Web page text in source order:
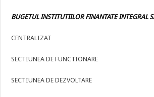
BUGETUL INSTITUTIILOR FINANTATE INTEGRAL
CENTRALIZAT
SECTIUNEA DE FUNCTIONARE
SECTIUNEA DE DEZVOLTARE